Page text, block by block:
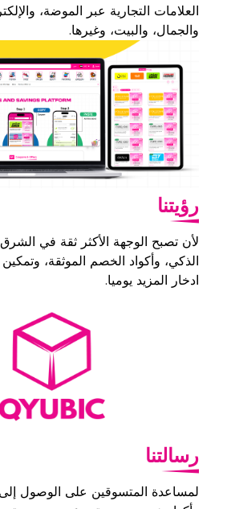
العلامات التجارية عبر الموضة،
والجمال، والبيت، وغيرها.
رؤيتنا
لأن تصبح الوجهة الأكثر ثقة في الشرق
الذكي، وأكواد الخصم الموثقة،
ادخار المزيد يوميا.
رسالتنا
لمساعدة المتسوقين على الوصول إلى